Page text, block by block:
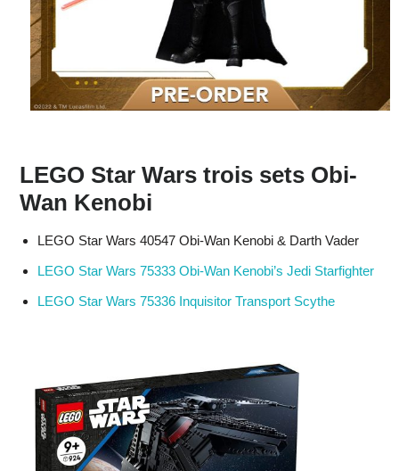
LEGO Star Wars trois sets Obi-
Wan Kenobi
LEGO Star Wars 40547 Obi-Wan Kenobi & Darth Vader
LEGO Star Wars 75333 Obi-Wan Kenobi’s Jedi Starfighter
LEGO Star Wars 75336 Inquisitor Transport Scythe